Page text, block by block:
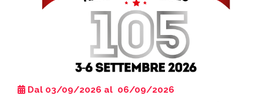
Dal 03/09/2026 al 06/09/2026